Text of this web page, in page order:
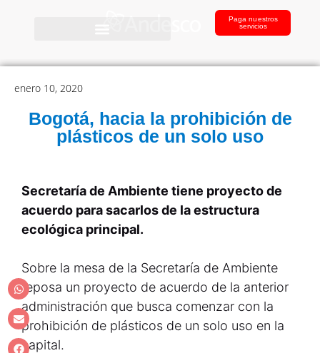
Paga nuestros
servicios
enero 10, 2020
Bogotá, hacia la prohibición de
plásticos de un solo uso
Secretaría de Ambiente tiene proyecto de
acuerdo para sacarlos de la estructura
ecológica principal.
Sobre la mesa de la Secretaría de Ambiente
reposa un proyecto de acuerdo de la anterior
administración que busca comenzar con la
prohibición de plásticos de un solo uso en la
capital.